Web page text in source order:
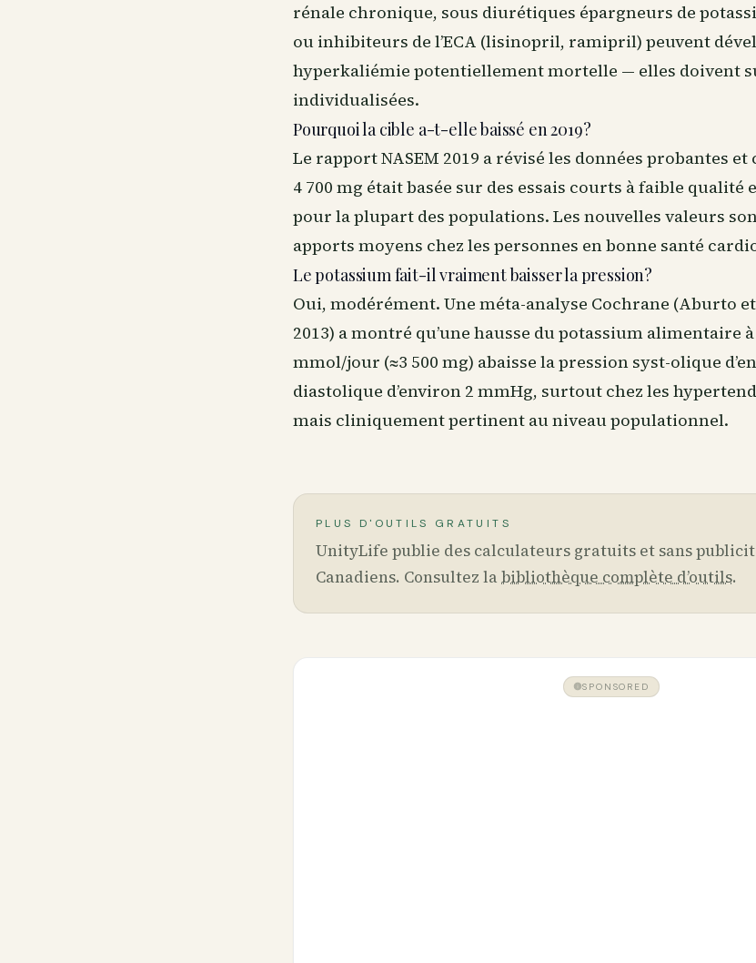
rénale chronique, sous diurétiques épargneurs de
ou inhibiteurs de l’ECA (lisinopril, ramipril) peuvent
hyperkaliémie potentiellement mortelle — elles doivent
individualisées.
Pourquoi la cible a-t-elle baissé en 2019?
Le rapport NASEM 2019 a révisé les données probantes
4 700 mg était basée sur des essais courts à faible qualité
pour la plupart des populations. Les nouvelles valeurs
apports moyens chez les personnes en bonne santé
Le potassium fait-il vraiment baisser la pression?
Oui, modérément. Une méta-analyse Cochrane (Aburto et
2013) a montré qu’une hausse du potassium alimentaire
mmol/jour (≈3 500 mg) abaisse la pression syst-olique
diastolique d’environ 2 mmHg, surtout chez les
mais cliniquement pertinent au niveau populationnel.
PLUS D'OUTILS GRATUITS
UnityLife publie des calculateurs gratuits et sans
Canadiens. Consultez la bibliothèque complète d’outils.
SPONSORED